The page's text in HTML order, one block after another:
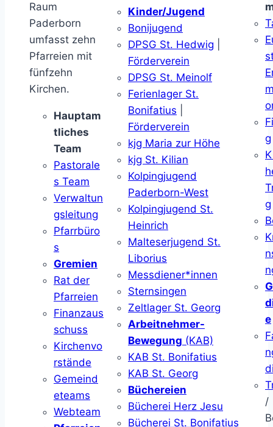
Raum
Paderborn
umfasst zehn
Pfarreien mit
fünfzehn
Kirchen.
Hauptam
tliches
Team
Pastorale
s Team
Verwaltun
gsleitung
Pfarrbüro
s
Gremien
Rat der
Pfarreien
Finanzaus
schuss
Kirchenvo
rstände
Gemeind
eteams
Webteam
Kinder/Jugend
Bonijugend
DPSG St. Hedwig
Förderverein
DPSG St. Meinolf
Ferienlager St.
Bonifatius
Förderverein
kjg Maria zur Höhe
kjg St. Kilian
Kolpingjugend
Paderborn-West
Kolpingjugend St.
Heinrich
Malteserjugend St.
Liborius
Messdiener*innen
Sternsingen
Zeltlager St. Georg
Arbeitnehmer-
Bewegung (KAB)
KAB St. Bonifatius
KAB St. Georg
Büchereien
Bücherei Herz Jesu
Bücherei St. Bonifatius
g
g
e
/